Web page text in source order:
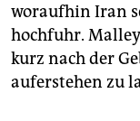
woraufhin Iran
hochfuhr.
kurz nach der
auferstehen zu